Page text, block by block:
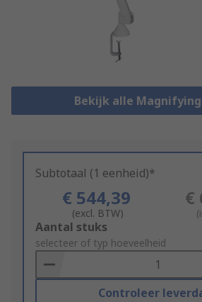
Bekijk alle
Subtotaal (1 eenheid)*
€ 544,39
(excl. BTW)
€
Add
to
Basket
Aantal stuks
selecteer of typ hoeveelheid
Controleer